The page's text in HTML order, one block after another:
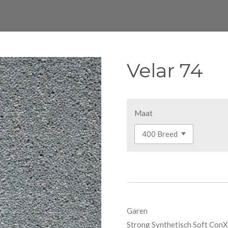
Velar 74
Maat
Garen
Strong Synthetisch Soft